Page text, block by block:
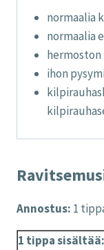
normaalia
normaalia
ihon
Annostus: 1
1 tippa sisältää: